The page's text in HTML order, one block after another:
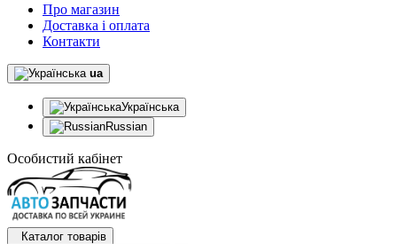
Про магазин
Доставка і оплата
Контакти
ua
Українська
Russian
Особистий кабінет
Каталог товарів